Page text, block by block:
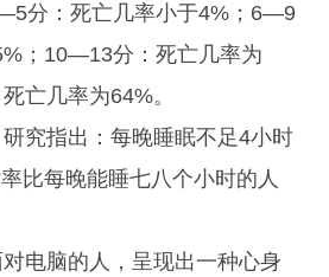
：死亡几率小于4%；6—9
；10—13分：死亡几率为
亡几率为64%。
指出：每晚睡眠不足4小时
比每晚能睡七八个小时的人
脑的人，呈现出一种心身